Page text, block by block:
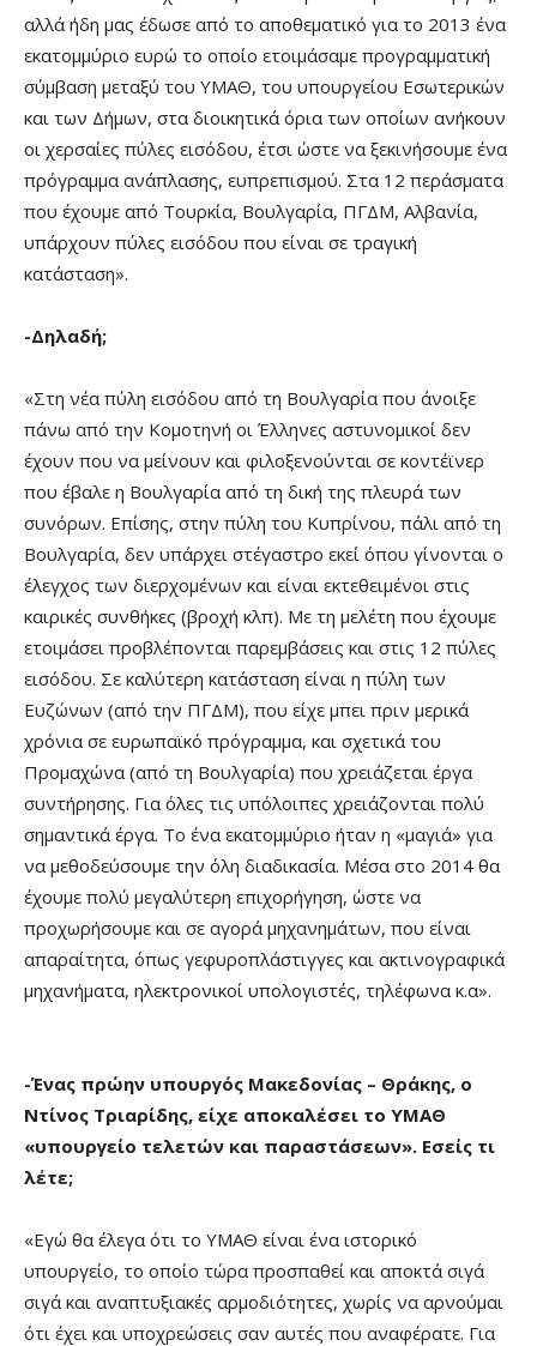
αλλά ήδη μας έδωσε από το αποθεματικό για το 2013 ένα
εκατομμύριο ευρώ το οποίο ετοιμάσαμε προγραμματική
σύμβαση μεταξύ του ΥΜΑΘ, του υπουργείου Εσωτερικών
και των Δήμων, στα διοικητικά όρια των οποίων ανήκουν
οι χερσαίες πύλες εισόδου, έτσι ώστε να ξεκινήσουμε ένα
πρόγραμμα ανάπλασης, ευπρεπισμού. Στα 12 περάσματα
που έχουμε από Τουρκία, Βουλγαρία, ΠΓΔΜ, Αλβανία,
υπάρχουν πύλες εισόδου που είναι σε τραγική
κατάσταση».
-Δηλαδή;
«Στη νέα πύλη εισόδου από τη Βουλγαρία που άνοιξε
πάνω από την Κομοτηνή οι Έλληνες αστυνομικοί δεν
έχουν που να μείνουν και φιλοξενούνται σε κοντέϊνερ
που έβαλε η Βουλγαρία από τη δική της πλευρά των
συνόρων. Επίσης, στην πύλη του Κυπρίνου, πάλι από τη
Βουλγαρία, δεν υπάρχει στέγαστρο εκεί όπου γίνονται ο
έλεγχος των διερχομένων και είναι εκτεθειμένοι στις
καιρικές συνθήκες (βροχή κλπ). Με τη μελέτη που έχουμε
ετοιμάσει προβλέπονται παρεμβάσεις και στις 12 πύλες
εισόδου. Σε καλύτερη κατάσταση είναι η πύλη των
Ευζώνων (από την ΠΓΔΜ), που είχε μπει πριν μερικά
χρόνια σε ευρωπαϊκό πρόγραμμα, και σχετικά του
Προμαχώνα (από τη Βουλγαρία) που χρειάζεται έργα
συντήρησης. Για όλες τις υπόλοιπες χρειάζονται πολύ
σημαντικά έργα. Το ένα εκατομμύριο ήταν η «μαγιά» για
να μεθοδεύσουμε την όλη διαδικασία. Μέσα στο 2014 θα
έχουμε πολύ μεγαλύτερη επιχορήγηση, ώστε να
προχωρήσουμε και σε αγορά μηχανημάτων, που είναι
απαραίτητα, όπως γεφυροπλάστιγγες και ακτινογραφικά
μηχανήματα, ηλεκτρονικοί υπολογιστές, τηλέφωνα κ.α».
-Ένας πρώην υπουργός Μακεδονίας – Θράκης, ο
Ντίνος Τριαρίδης, είχε αποκαλέσει το ΥΜΑΘ
«υπουργείο τελετών και παραστάσεων». Εσείς τι
λέτε;
«Εγώ θα έλεγα ότι το ΥΜΑΘ είναι ένα ιστορικό
υπουργείο, το οποίο τώρα προσπαθεί και αποκτά σιγά
σιγά και αναπτυξιακές αρμοδιότητες, χωρίς να αρνούμαι
ότι έχει και υποχρεώσεις σαν αυτές που αναφέρατε. Για